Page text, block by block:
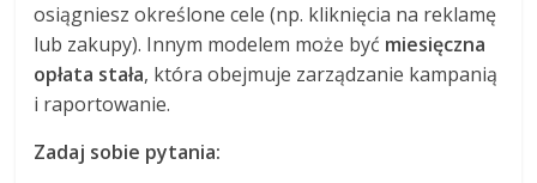
osiągniesz określone cele (np. kliknięcia na reklamę
lub zakupy). Innym modelem może być miesięczna
opłata stała, która obejmuje zarządzanie kampanią
i raportowanie.
Zadaj sobie pytania: